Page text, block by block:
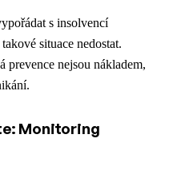
s insolvencí
situace nedostat.
prevence nejsou nákladem,
Monitoring